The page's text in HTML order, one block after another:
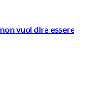
vuol dire essere